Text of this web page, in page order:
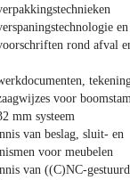
rond afval
voor
mm systeem
van beslag, sluit- en
voor meubelen
van ((C)NC-